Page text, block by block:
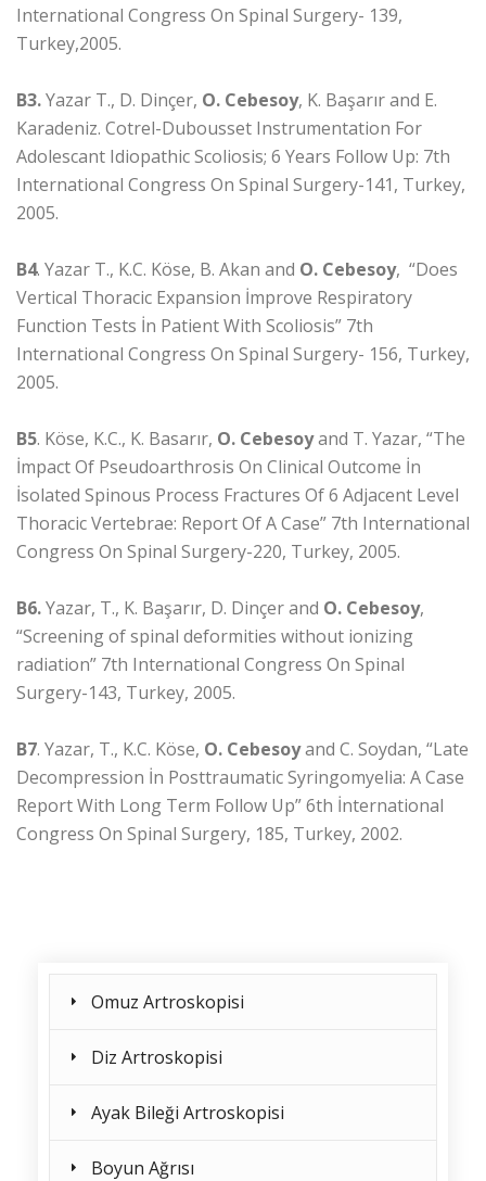
International Congress On Spinal Surgery- 139,
Turkey,2005.
B3.Yazar T., D. Dinçer, O. Cebesoy, K. Başarır and E.
Karadeniz. Cotrel-Dubousset Instrumentation For
Adolescant Idiopathic Scoliosis; 6 Years Follow Up: 7th
International Congress On Spinal Surgery-141, Turkey,
2005.
B4. Yazar T., K.C. Köse, B. Akan and O. Cebesoy, “Does
Vertical Thoracic Expansion İmprove Respiratory
Function Tests İn Patient With Scoliosis” 7th
International Congress On Spinal Surgery- 156, Turkey,
2005.
B5. Köse, K.C., K. Basarır, O. Cebesoyand T. Yazar, “The
İmpact Of Pseudoarthrosis On Clinical Outcome İn
İsolated Spinous Process Fractures Of 6 Adjacent Level
Thoracic Vertebrae: Report Of A Case” 7th International
Congress On Spinal Surgery-220, Turkey, 2005.
B6.Yazar, T., K. Başarır, D. Dinçer and O. Cebesoy,
“Screening of spinal deformities without ionizing
radiation” 7th International Congress On Spinal
Surgery-143, Turkey, 2005.
B7. Yazar, T., K.C. Köse, O. Cebesoyand C. Soydan, “Late
Decompression İn Posttraumatic Syringomyelia: A Case
Report With Long Term Follow Up” 6th İnternational
Congress On Spinal Surgery, 185, Turkey, 2002.
Omuz Artroskopisi
Diz Artroskopisi
Ayak Bileği Artroskopisi
Boyun Ağrısı